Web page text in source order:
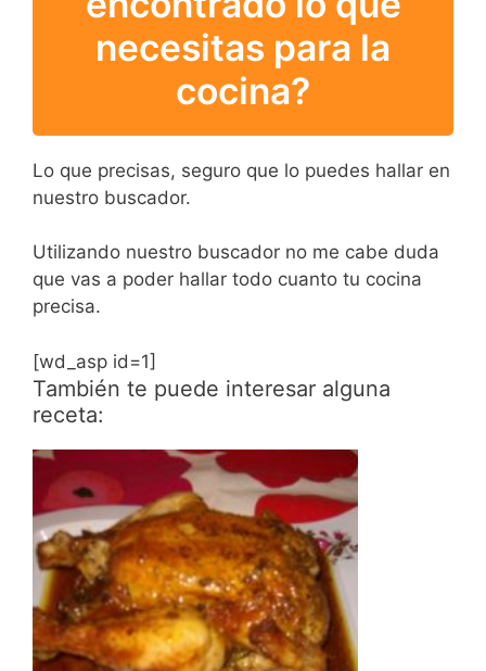
necesitas para la
cocina?
Lo que precisas, seguro que lo puedes hallar en
nuestro buscador.
Utilizando nuestro buscador no me cabe duda
que vas a poder hallar todo cuanto tu cocina
precisa.
[wd_asp id=1]
También te puede interesar alguna
receta: